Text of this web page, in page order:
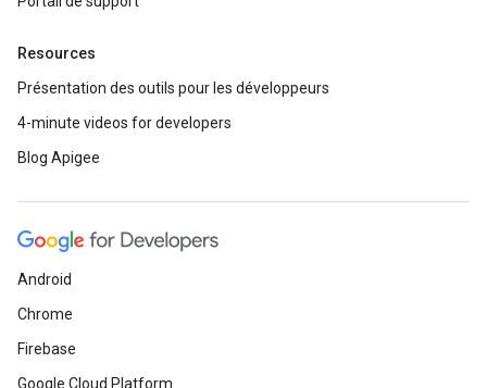
Resources
Présentation des outils pour les développeurs
4-minute videos for developers
Blog Apigee
Android
Chrome
Firebase
Google Cloud Platform